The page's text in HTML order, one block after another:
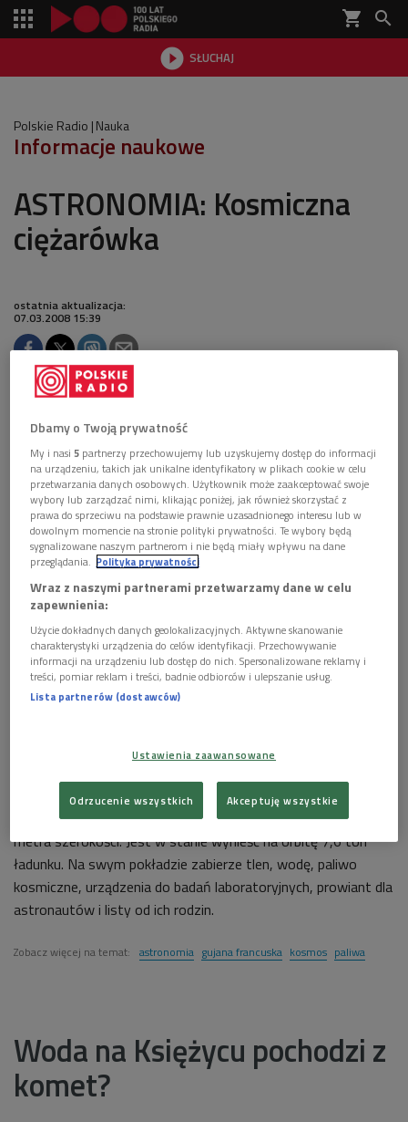
shopping_cart 
 SŁUCHAJ

Polskie Radio Nauka
Informacje naukowe
ASTRONOMIA: Kosmiczna
ciężarówka
ostatnia aktualizacja:
07.03.2008 15:39
Po raz pierwszy w historii na orbitę okołoziemską
Po raz pierwszy w historii na orbitę okołoziemską zostanie
wystrzelony pojazd transportowy. Operacja ma się odbyć w
niedzielę w centrum lotów w Gujanie Francuskiej. Wystrzelenie
bezzałogowego statku ma umożliwić wysyłanie ładunków na
Międzynarodową Stację Kosmiczną (ISS).
Prace nad powstaniem transportowca rozpoczęły się 11 lat
temu. W ich efekcie powstał najbardziej zaawansowany
statek kosmiczny, zbudowany na zlecenie Europejskiej Agencji
Kosmicznej.
„Juliusz Verne”, bo tak nazwano kosmiczną „ciężarówkę”, to
największym i najpojemniejszym transportowcem, jaki poleci
w kosmos.
Verne ma wymiary autobusu - 10 metrów długości i 4,5
metra szerokości. Jest w stanie wynieść na orbitę 7,6 ton
ładunku. Na swym pokładzie zabierze tlen, wodę, paliwo
kosmiczne, urządzenia do badań laboratoryjnych, prowiant dla
astronautów i listy od ich rodzin.
Zobacz więcej na temat: astronomia gujana francuska kosmos paliwa
Woda na Księżycu pochodzi z
komet?
Dbamy o Twoją prywatność
My i nasi5 partnerzy przechowujemy lub uzyskujemy dostęp do informacji
na urządzeniu, takich jak unikalne identyfikatory w plikach cookie w celu
przetwarzania danych osobowych. Użytkownik może zaakceptować swoje
wybory lub zarządzać nimi, klikając poniżej, jak również skorzystać z
prawa do sprzeciwu na podstawie prawnie uzasadnionego interesu lub w
dowolnym momencie na stronie polityki prywatności. Te wybory będą
sygnalizowane naszym partnerom i nie będą miały wpływu na dane
przeglądania. Polityka prywatności
Wraz z naszymi partnerami przetwarzamy dane w celu
zapewnienia:
Użycie dokładnych danych geolokalizacyjnych. Aktywne skanowanie
charakterystyki urządzenia do celów identyfikacji. Przechowywanie
informacji na urządzeniu lub dostęp do nich. Spersonalizowane reklamy i
treści, pomiar reklam i treści, badnie odbiorców i ulepszanie usług.
Lista partnerów (dostawców)
Ustawienia zaawansowane
Odrzucenie wszystkich Akceptuję wszystkie